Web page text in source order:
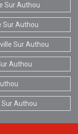
Sur Authou
Sur Authou
Sur Authou
Authou
Sur Authou